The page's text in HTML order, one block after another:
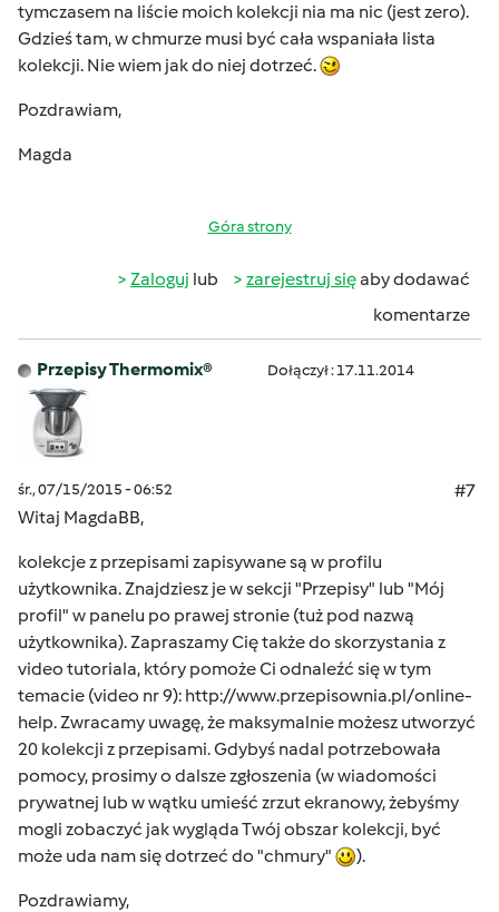
tymczasem na liście moich kolekcji nia ma nic (jest zero).
Gdzieś tam, w chmurze musi być cała wspaniała lista
kolekcji. Nie wiem jak do niej dotrzeć.
Pozdrawiam,
Magda
Góra strony
Zaloguj lub zarejestruj sięaby dodawać
komentarze
Przepisy Thermomix® Dołączył : 17.11.2014
śr., 07/15/2015 - 06:52
#7
Witaj MagdaBB,
kolekcje z przepisami zapisywane są w profilu
użytkownika. Znajdziesz je w sekcji "Przepisy" lub "Mój
profil" w panelu po prawej stronie (tuż pod nazwą
użytkownika). Zapraszamy Cię także do skorzystania z
video tutoriala, który pomoże Ci odnaleźć się w tym
temacie (video nr 9): http://www.przepisownia.pl/online-
help. Zwracamy uwagę, że maksymalnie możesz utworzyć
20 kolekcji z przepisami. Gdybyś nadal potrzebowała
pomocy, prosimy o dalsze zgłoszenia (w wiadomości
prywatnej lub w wątku umieść zrzut ekranowy, żebyśmy
mogli zobaczyć jak wygląda Twój obszar kolekcji, być
może uda nam się dotrzeć do "chmury"
).
Pozdrawiamy,